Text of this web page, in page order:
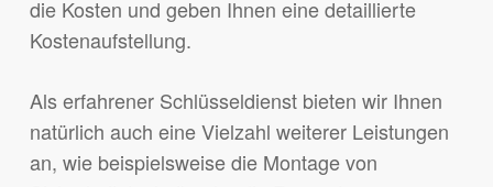
die Kosten und geben Ihnen eine detaillierte
Kostenaufstellung.
Als erfahrener Schlüsseldienst bieten wir Ihnen
natürlich auch eine Vielzahl weiterer Leistungen
an, wie beispielsweise die Montage von